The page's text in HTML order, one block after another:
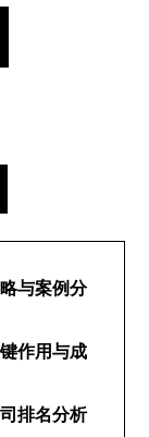
与案例分
作用与成
排名分析